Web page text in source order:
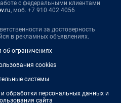
с федеральными клиентами
, моб. +7 910 402 4056
за достоверность
в рекламных объявлениях.
ограничениях
cookies
системы
обработки персональных данных и
сайта